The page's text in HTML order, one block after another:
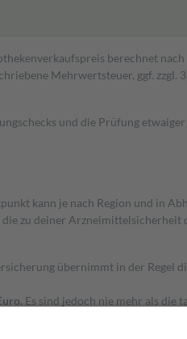
berechnet nach
Mehrwertsteuer, ggf. zzgl.
und die Prüfung
kann je nach Region und in
zu deiner Arzneimittelsicherheit
übernimmt in der Regel
Es sind jedoch nie mehr als die